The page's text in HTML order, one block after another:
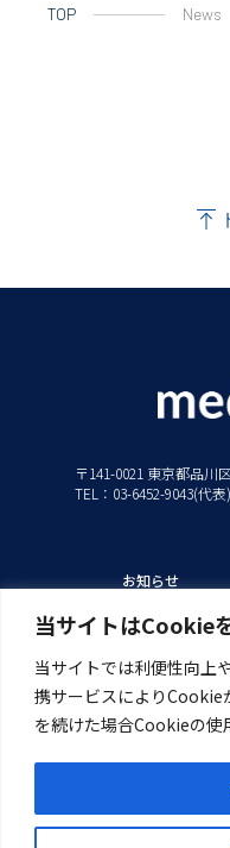
当サイトはCookie
当サイトでは利便性向上
携サービスによりCookie
を続けた場合Cookieの使
TOP News
〒141-0021 東京都品川
TEL：03-6452-9043(代
お知らせ
私たちの強み
製品/サービス
導入事例
Copyright © 2024